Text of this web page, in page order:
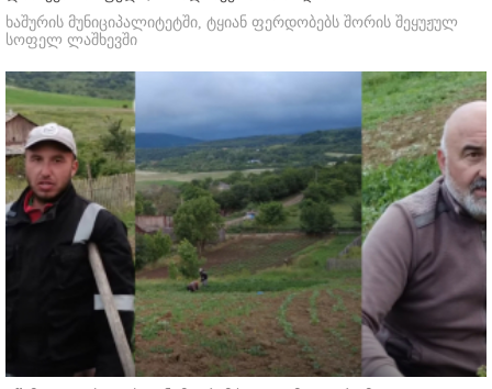
ხაშურის მუნიციპალიტეტში, ტყიან ფერდობებს შორის შეყუჟულ
სოფელ ლაშხევში